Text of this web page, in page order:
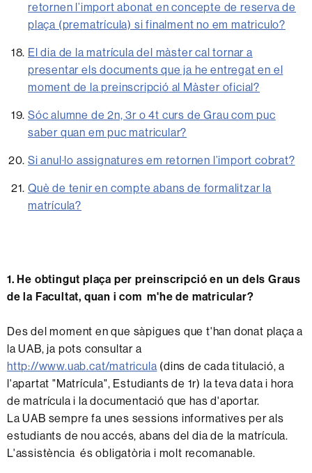
retornen l’import abonat en concepte de reserva de
plaça (prematrícula) si finalment no em matriculo?
El dia de la matrícula del màster cal tornar a
presentar els documents que ja he entregat en el
moment de la preinscripció al Màster oficial?
Sóc alumne de 2n, 3r o 4t curs de Grau com puc
saber quan em puc matricular?
Si anul·lo assignatures em retornen l’import cobrat?
Què de tenir en compte abans de formalitzar la
matrícula?
1. He obtingut plaça per preinscripció en un dels Graus
de la Facultat, quan i com m'he de matricular?
Des del moment en que sàpigues que t'han donat plaça a
la UAB, ja pots consultar a
http://www.uab.cat/matricula (dins de cada titulació, a
l'apartat "Matrícula", Estudiants de 1r) la teva data i hora
de matrícula i la documentació que has d'aportar.
La UAB sempre fa unes sessions informatives per als
estudiants de nou accés, abans del dia de la matrícula.
L'assistència és obligatòria i molt recomanable.